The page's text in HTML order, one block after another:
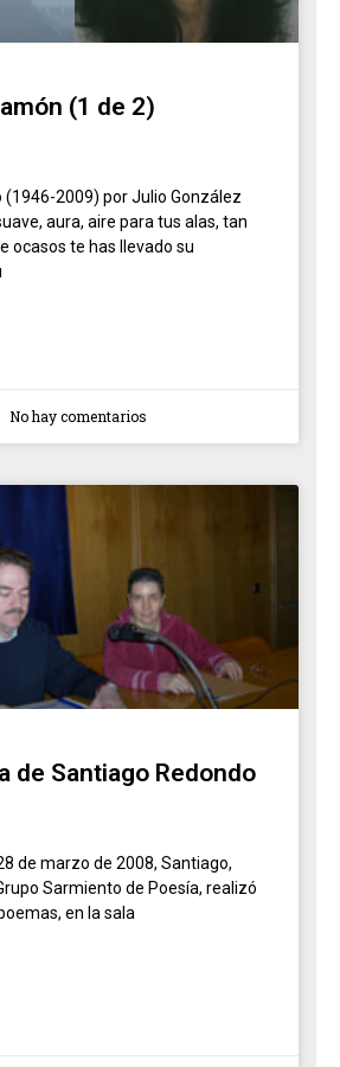
(1 de 2)
(1946-2009) por Julio González
aura, aire para tus alas, tan
ocasos te has llevado su
No hay comentarios
de Santiago Redondo
de marzo de 2008, Santiago,
Sarmiento de Poesía, realizó
en la sala